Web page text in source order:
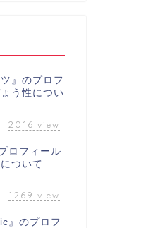
』のプロフ
う性につい
2016 view
ロフィール
ついて
1269 view
』のプロフ